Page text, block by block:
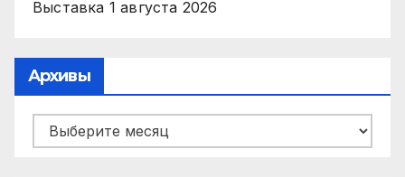
Выставка 1 августа 2026
Архивы
Архивы